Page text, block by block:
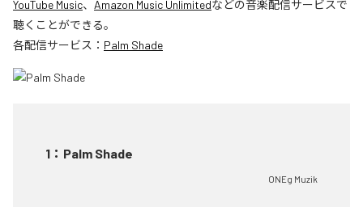
YouTube Music、 Amazon Music Unlimitedなどの音楽配信サービスで
聴くことができる。
各配信サービス： Palm Shade
1 ： Palm Shade
ONEg Muzik